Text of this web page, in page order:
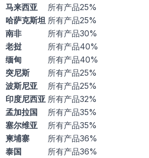
马来西亚
所有产品25%
哈萨克斯坦 所有产品25%
南非
所有产品30%
老挝
所有产品40%
缅甸
所有产品40%
突尼斯
所有产品25%
波斯尼亚
所有产品25%
印度尼西亚 所有产品32%
孟加拉国
所有产品35%
塞尔维亚
所有产品35%
柬埔寨
所有产品36%
泰国
所有产品36%